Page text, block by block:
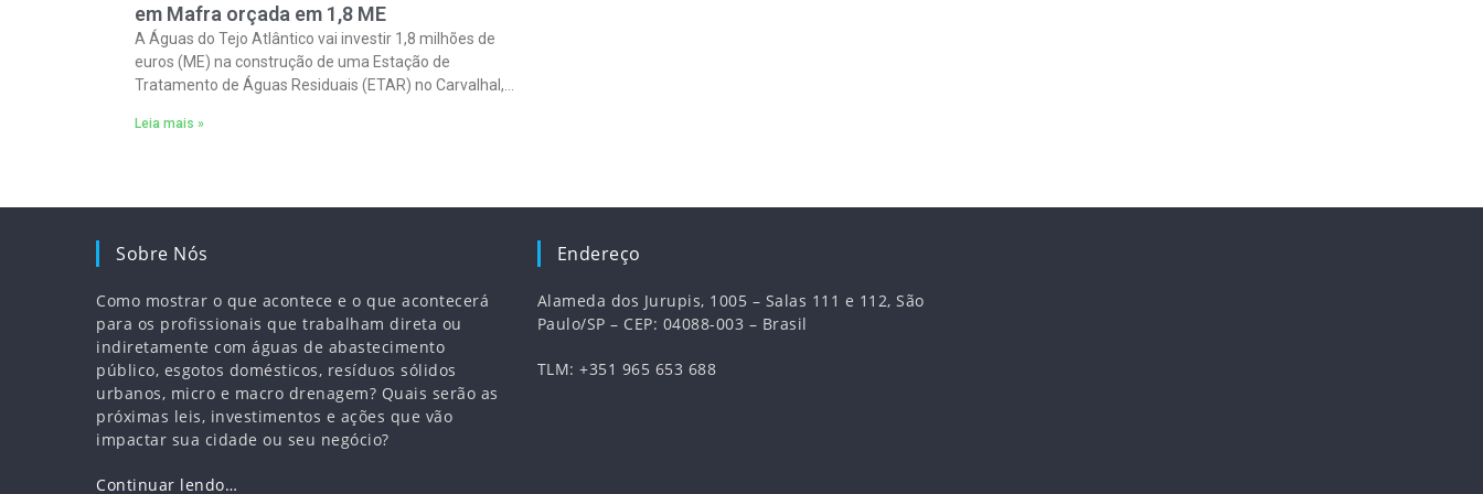
em Mafra orçada em 1,8 ME
A Águas do Tejo Atlântico vai investir 1,8 milhões de
euros (ME) na construção de uma Estação de
Tratamento de Águas Residuais (ETAR) no Carvalhal,
Leia mais »
Sobre Nós
Como mostrar o que acontece e o que acontecerá
para os profissionais que trabalham direta ou
indiretamente com águas de abastecimento
público, esgotos domésticos, resíduos sólidos
urbanos, micro e macro drenagem? Quais serão as
próximas leis, investimentos e ações que vão
impactar sua cidade ou seu negócio?
Continuar lendo…
Endereço
Alameda dos Jurupis, 1005 – Salas 111 e 112, São
Paulo/SP – CEP: 04088-003 – Brasil
TLM: +351 965 653 688